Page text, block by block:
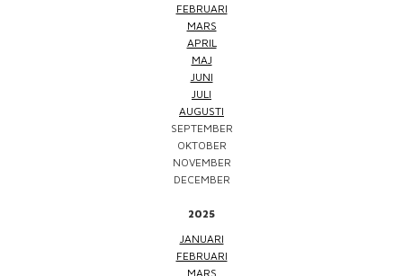
FEBRUARI
MARS
APRIL
MAJ
JUNI
JULI
AUGUSTI
SEPTEMBER
OKTOBER
NOVEMBER
DECEMBER
2025
JANUARI
FEBRUARI
MARS